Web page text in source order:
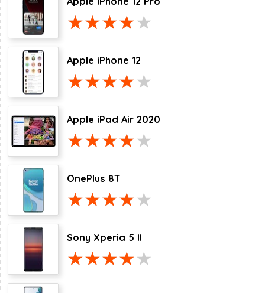
Apple iPhone 12
Apple iPad Air 2020
OnePlus 8T
Sony Xperia 5 II